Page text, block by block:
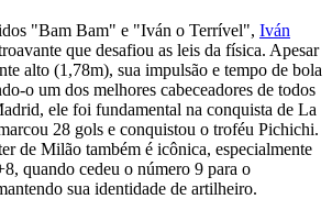
"Bam Bam" e "Iván o Terrível", Iván
que desafiou as leis da física. Apesar
alto (1,78m), sua impulsão e tempo de bola
o um dos melhores cabeceadores de todos
ele foi fundamental na conquista de La
28 gols e conquistou o troféu Pichichi.
de Milão também é icônica, especialmente
quando cedeu o número 9 para o
sua identidade de artilheiro.